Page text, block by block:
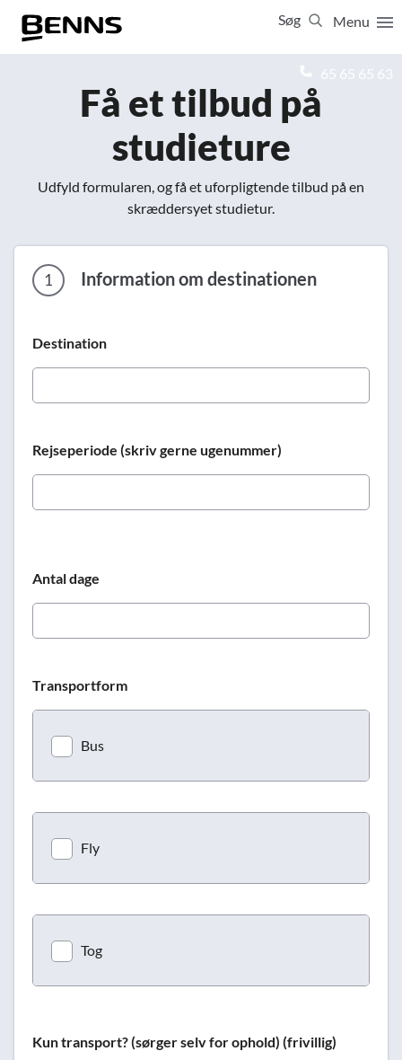
Menu
Søg
65 65 65 63
Få et tilbud på
studieture
Udfyld formularen, og få et uforpligtende tilbud på en
skræddersyet studietur.
1 Information om destinationen
Destination
Rejseperiode (skriv gerne ugenummer)
Antal dage
Transportform
Bus
Fly
Tog
Kun transport? (sørger selv for ophold) (frivillig)
Luk
Vis resultater for: Alle
Firma- og temarejser
Studierejser